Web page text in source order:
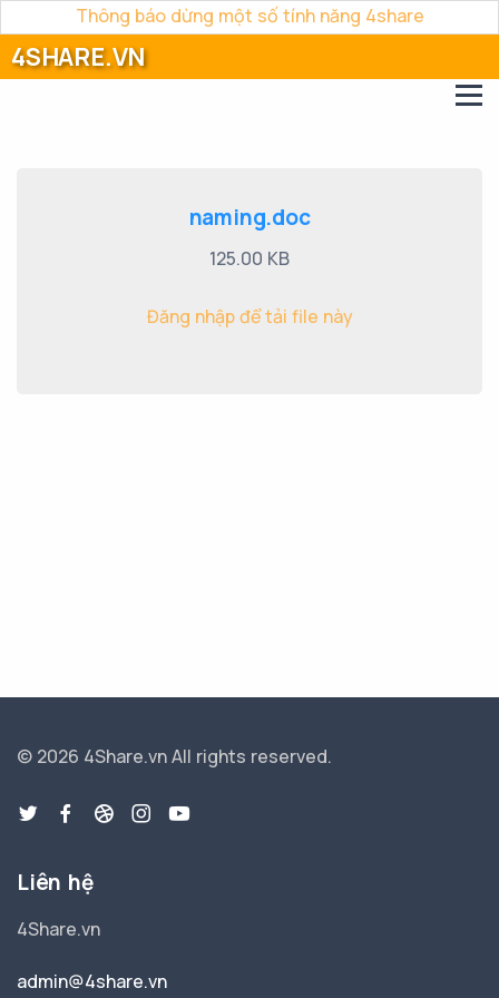
Thông báo dừng một số tính năng 4share
4SHARE.VN
naming.doc
125.00 KB
Đăng nhập để tải file này
© 2026 4Share.vnAll rights reserved.
Liên hệ
4Share.vn
admin@4share.vn